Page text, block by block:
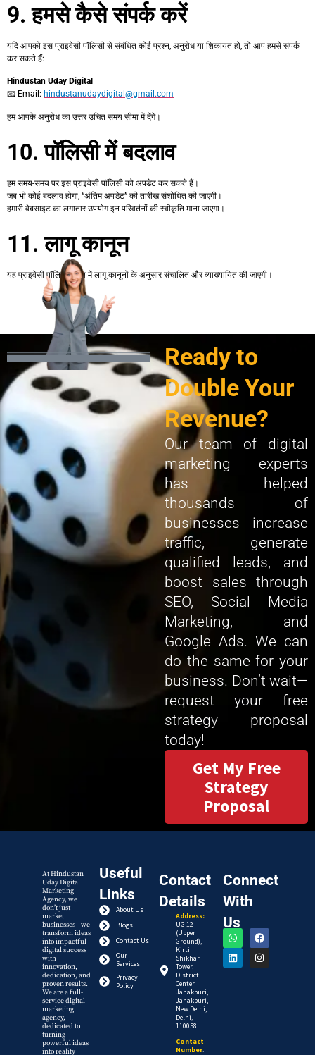
9. हमसे कैसे संपर्क करें
यदि आपको इस प्राइवेसी पॉलिसी से संबंधित कोई प्रश्न, अनुरोध या शिकायत हो, तो आप हमसे संपर्क
कर सकते हैं:
Hindustan Uday Digital
📧 Email: hindustanudaydigital@gmail.com
हम आपके अनुरोध का उत्तर उचित समय सीमा में देंगे।
10. पॉलिसी में बदलाव
हम समय-समय पर इस प्राइवेसी पॉलिसी को अपडेट कर सकते हैं।
जब भी कोई बदलाव होगा, “अंतिम अपडेट” की तारीख संशोधित की जाएगी।
हमारी वेबसाइट का लगातार उपयोग इन परिवर्तनों की स्वीकृति माना जाएगा।
11. लागू कानून
यह प्राइवेसी पॉलिसी भारत में लागू कानूनों के अनुसार संचालित और व्याख्यायित की जाएगी।
Ready to
Double Your
Revenue?
Our team of digital
marketing experts
has helped
thousands of
businesses increase
traffic, generate
qualified leads, and
boost sales through
SEO, Social Media
Marketing, and
Google Ads. We can
do the same for your
business. Don’t wait—
request your free
strategy proposal
today!
Get My Free
Strategy
Proposal
At Hindustan
Uday Digital
Marketing
Agency, we
don’t just
market
businesses—we
transform ideas
into impactful
digital success
with
innovation,
dedication, and
proven results.
We are a full-
service digital
marketing
agency,
dedicated to
turning
powerful ideas
into reality
Useful
Links
About Us
Blogs
Contact Us
Our
Services
Privacy
Policy
Contact
Details
Address:
UG 12
(Upper
Ground),
Kirti
Shikhar
Tower,
District
Center
Janakpuri,
Janakpuri,
New Delhi,
Delhi,
110058
Contact
Number:
Connect
With
Us